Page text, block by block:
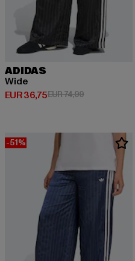
ADIDAS
Wide
EUR 36,75
Derzeitiger Preis: EUR 36,75
EUR 74,99Aktionspreis:
-51%